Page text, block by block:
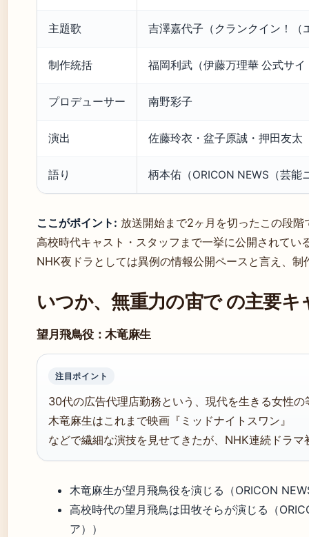
主題歌 吉澤嘉代子（クランクイン！（
制作統括 福岡利武（伊藤万理華 公式サ
プロデューサー 南野彩子
演出 佐藤玲衣・盆子原誠・押田友太
語り 柄本佑（ORICON NEWS（芸能
ここがポイント: 放送開始まで2ヶ月を切ったこの段
高校時代キャスト・スタッフまで一挙に公開されてい
NHK夜ドラとしては異例の情報公開ペースと言え、
いつか、無重力の宙で の主要キ
望月飛鳥役：木竜麻生
注目ポイント
30代の広告代理店勤務という、現代を生きる女性の
木竜麻生はこれまで映画『ミッドナイトスワン』
などで繊細な演技を見せてきたが、NHK連続ドラマ
木竜麻生が望月飛鳥役を演じる（ORICON
高校時代の望月飛鳥は田牧そらが演じる（
ア））